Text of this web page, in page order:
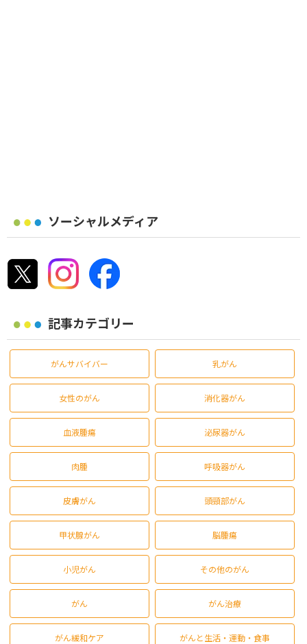
ソーシャルメディア
記事カテゴリー
がんサバイバー 乳がん
女性のがん 消化器がん
血液腫瘍 泌尿器がん
肉腫 呼吸器がん
皮膚がん 頭頸部がん
甲状腺がん 脳腫瘍
小児がん その他のがん
がん がん治療
がん緩和ケア がんと生活・運動・食事